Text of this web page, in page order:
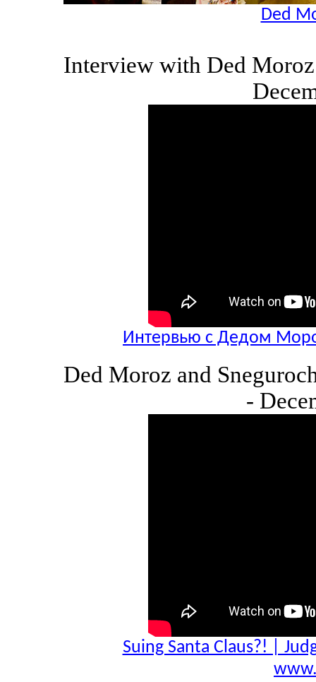
Ded
Interview with Ded
Интервью с Дедом
Ded Moroz and
-
Suing Santa Claus?! |